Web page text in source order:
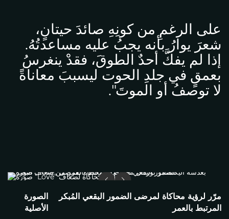
على الرغمِ من كونِهِ صائدَ حيتانٍ،
شعرَ يوارُ بأنه يجبُ عليه مساعدتُهُ.
إذا لم يفكَّ أحدٌ الطوقَ، فقدْ ينغرسُ
بعمقٍ في جلدِ الحوت ليسببَ معاناةً
لا توصفُ أو الموتَ".
مرّر لرؤية محاكاة لمرضى الضمور البقعي المُبكر
المرتبط بالعمر
الصورة
الأصلية